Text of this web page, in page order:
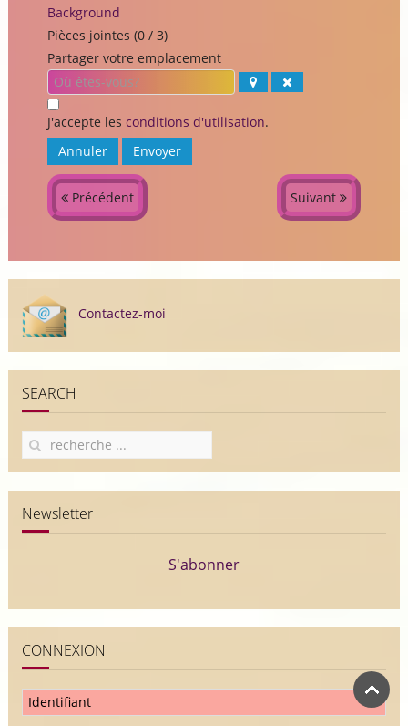
Background
Pièces jointes (0/ 3)
Partager votre emplacement
J'accepte les conditions d'utilisation.
Annuler
Envoyer
Précédent Suivant
Contactez-moi
SEARCH
Newsletter
S'abonner
CONNEXION